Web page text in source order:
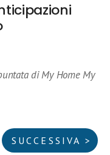
di My Home My
SUCCESSIVA >